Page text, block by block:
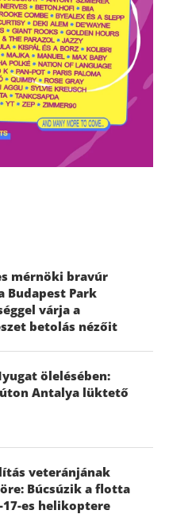
mérnöki bravúr
Budapest Park
várja a
betolás nézőit
ölelésében:
Antalya lüktető
veteránjának
Búcsúzik a flotta
es helikoptere